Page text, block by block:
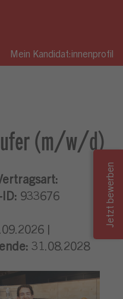
Mein Kandidat:innenprofil
(m/w/d)
933676
|
31.08.2028